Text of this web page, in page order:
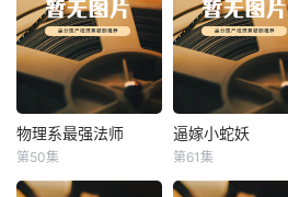
物理系最强法师
物理系最强法师
第50集
逼嫁小蛇妖
逼嫁小蛇妖
第61集